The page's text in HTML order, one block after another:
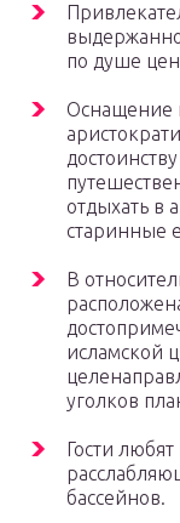
по душе
Оснащение
отдыхать в
старинные
В
исламской
уголков
Гости
бассейнов.